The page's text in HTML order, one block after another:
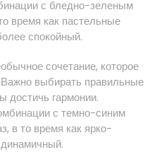
с бледно-зеленым
время как пастельные
спокойный.
сочетание, которое
выбирать правильные
достичь гармонии.
с темно-синим
в то время как ярко-